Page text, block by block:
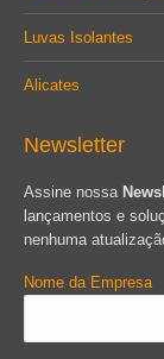
Luvas Isolantes
Alicates
Newsletter
Assine nossa
lançamentos e
nenhuma
Nome da Empresa